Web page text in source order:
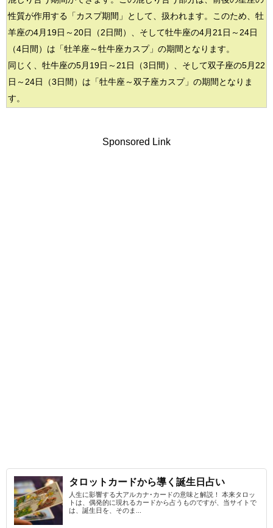
性質が作用する「カスプ期間」として、扱われます。このため、牡
羊座の4月19日～20日（2日間）、そして牡牛座の4月21日～24日
（4日間）は「牡羊座～牡牛座カスプ」の期間となります。
同じく、牡牛座の5月19日～21日（3日間）、そして双子座の5月22
日～24日（3日間）は「牡牛座～双子座カスプ」の期間となりま
す。
Sponsored Link
タロットカードから導く誕生日占い
人生に影響する大アルカナ･カードの意味と解説！ 本来タロッ
トは、偶発的に現れるカードから占うものですが、当サイトで
は、誕生日を、そのま...